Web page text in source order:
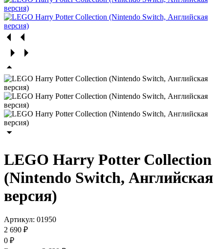
LEGO Harry Potter Collection
(Nintendo Switch, Английская
версия)
Артикул: 01950
2 690 ₽
0 ₽